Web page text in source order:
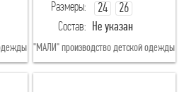
86
98
Размеры:
24 26
Состав: Не указан
"МАЛИ" производство детской одежды